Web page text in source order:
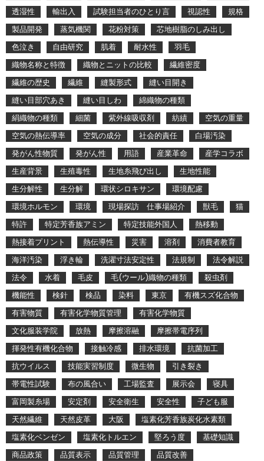
透湿性
輸出入 試験担当者のひとり言 視認性
規格
製品開発
蒸気機関 花粉対策
芯地樹脂のしみ出し
色泣き
自由研究 肌着 耐水性
羽毛
織物名称と特徴
織物とニットの比較
繊維密度
繊維の歴史
繊維 縫製形式
縫い目開き
縫い目部穴あき
縫い目しわ
綿織物の種類
絹織物の種類
細菌 紫外線吸収剤 紡績
空気の重量
空気の熱伝導率
空気の成分 社会的責任
白場汚染
発がん性物質
発がん性 用語 産業革命
産学コラボ
生産背景
生殖毒性 生地糸飛び出し
生地性能
生分解性
生分解 環状シロキサン
環境配慮
環境ホルモン
環境 現場探訪 仕事場紹介 獣毛
猫
特許
特定芳香族アミン 特定技能外国人
熱移動
熱接着プリント
熱伝導性 災害 溶剤
消費者教育
海洋汚染
浮き輪 洗濯寸法安定性 法規制
法令解説
法令
水着 毛皮 毛(ウール)織物の種類
殺虫剤
機能性
検針 検品 染料 東京
有機スズ化合物
有害物質
有害化学物質管理
有害化学物質
文化服装学院
放熱 摩擦溶融
摩擦帯電序列
揮発性有機化合物
接触冷感 排水環境
抗菌加工
抗ウイルス
技能実習制度 微生物
引き裂き
帯電性試験
布の風合い 工場監査 展示会
寝具
富岡製糸場
安定剤 安全衛生 安全性
子ども服
天然繊維
天然皮革 大阪
塩素化芳香族炭化水素類
塩素化ベンゼン
塩素化トルエン 堅ろう度
基礎知識
商品政策
品質表示 品質管理
品質改善